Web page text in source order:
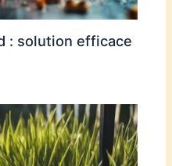
: solution efficace